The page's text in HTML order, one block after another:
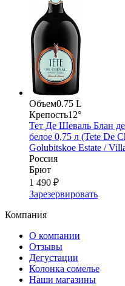
Объем0.75 L
Крепость12°
Тет Де Шеваль Блан
белое 0,75 л (Tete De
Golubitskoe Estate /
Россия
Брют
1 490 ₽
Зарезервировать
Компания
О компании
Отзывы
Дегустации
Колонка сомелье
Наши магазины